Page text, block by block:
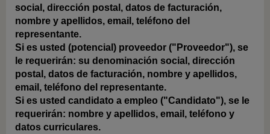
social, dirección postal, datos de facturación,
nombre y apellidos, email, teléfono del
representante.
Si es usted (potencial) proveedor ("Proveedor"), se
le requerirán: su denominación social, dirección
postal, datos de facturación, nombre y apellidos,
email, teléfono del representante.
Si es usted candidato a empleo ("Candidato"), se le
requerirán: nombre y apellidos, email, teléfono y
datos curriculares.